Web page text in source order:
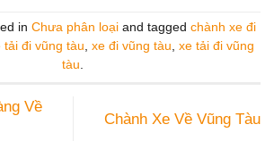
in Chưa phân loại and tagged chành xe đi
tải đi vũng tàu, xe đi vũng tàu, xe tải đi vũng
tàu.
Về
Chành Xe Về Vũng Tàu